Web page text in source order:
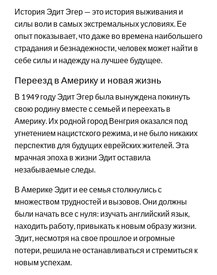
История Эдит Эгер — это история выживания и
силы воли в самых экстремальных условиях. Ее
опыт показывает, что даже во времена наибольшего
страдания и безнадежности, человек может найти в
себе силы и надежду на лучшее будущее.
Переезд в Америку и новая жизнь
В 1949 году Эдит Эгер была вынуждена покинуть
свою родину вместе с семьей и переехать в
Америку. Их родной город Венгрия оказался под
угнетением нацистского режима, и не было никаких
перспектив для будущих еврейских жителей. Эта
мрачная эпоха в жизни Эдит оставила
незабываемые следы.
В Америке Эдит и ее семья столкнулись с
множеством трудностей и вызовов. Они должны
были начать все с нуля: изучать английский язык,
находить работу, привыкать к новым образу жизни.
Эдит, несмотря на свое прошлое и огромные
потери, решила не останавливаться и стремиться к
новым успехам.